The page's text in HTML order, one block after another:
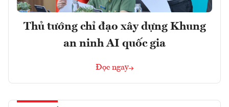
Thủ tướng chỉ đạo xây dựng Khung
an ninh AI quốc gia
Đọc ngay